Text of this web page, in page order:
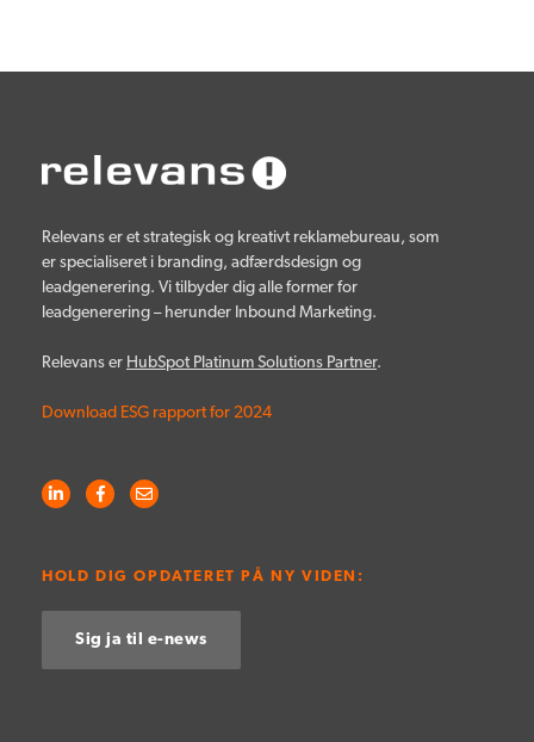
Relevans er et strategisk og kreativt reklamebureau, som
er specialiseret i branding, adfærdsdesign og
leadgenerering. Vi tilbyder dig alle former for
leadgenerering – herunder Inbound Marketing.
Relevans er HubSpot Platinum Solutions Partner.
Download ESG rapport for 2024
HOLD DIG OPDATERET PÅ NY VIDEN:
Sig ja til e-news